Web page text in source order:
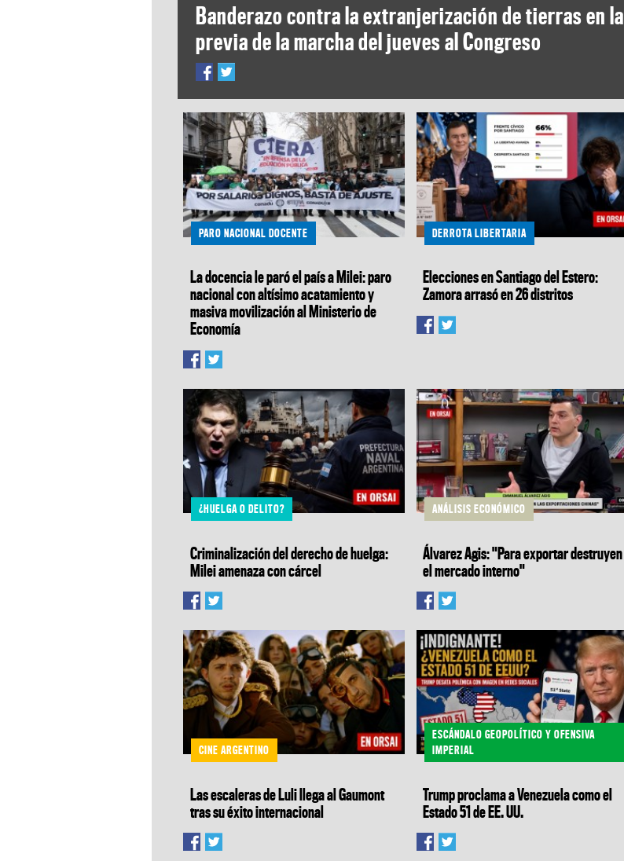
Banderazo contra la extranjerización de tierras en la
previa de la marcha del jueves al Congreso
PARO NACIONAL DOCENTE
La docencia le paró el país a Milei: paro
nacional con altísimo acatamiento y
masiva movilización al Ministerio de
Economía
DERROTA LIBERTARIA
Elecciones en Santiago del Estero:
Zamora arrasó en 26 distritos
¿HUELGA O DELITO?
Criminalización del derecho de huelga:
Milei amenaza con cárcel
ANÁLISIS ECONÓMICO
Álvarez Agis: "Para exportar destruyen
el mercado interno"
CINE ARGENTINO
Las escaleras de Luli llega al Gaumont
tras su éxito internacional
ESCÁNDALO GEOPOLÍTICO Y OFENSIVA
IMPERIAL
Trump proclama a Venezuela como el
Estado 51 de EE. UU.